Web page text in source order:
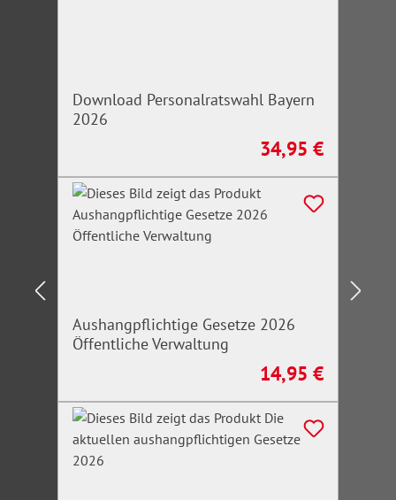
Download Personalratswahl Bayern
2026
Regulärer Preis:
34,95 €
Aushangpflichtige Gesetze 2026
Öffentliche Verwaltung
Regulärer Preis:
14,95 €